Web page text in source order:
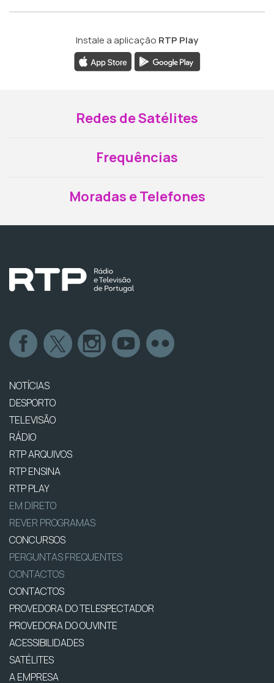
Instale a aplicação RTP Play
Redes de Satélites
Frequências
Moradas e Telefones
NOTÍCIAS
DESPORTO
TELEVISÃO
RÁDIO
RTP ARQUIVOS
RTP ENSINA
RTP PLAY
EM DIRETO
REVER PROGRAMAS
CONCURSOS
PERGUNTAS FREQUENTES
CONTACTOS
CONTACTOS
PROVEDORA DO TELESPECTADOR
PROVEDORA DO OUVINTE
ACESSIBILIDADES
SATÉLITES
A EMPRESA